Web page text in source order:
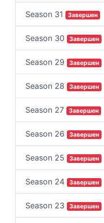
Season 31 Завершен
Season 30 Завершен
Season 29 Завершен
Season 28 Завершен
Season 27 Завершен
Season 26 Завершен
Season 25 Завершен
Season 24 Завершен
Season 23 Завершен